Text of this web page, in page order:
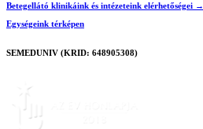
Betegellátó klinikáink és intézeteink elérhetőségei →
Egységeink térképen
SEMEDUNIV (KRID: 648905308)